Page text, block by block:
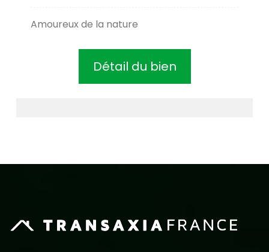
Amoureux de la nature
Détail du bien